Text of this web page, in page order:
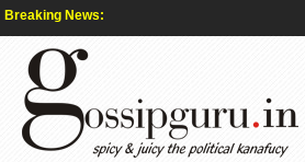
Breaking News: